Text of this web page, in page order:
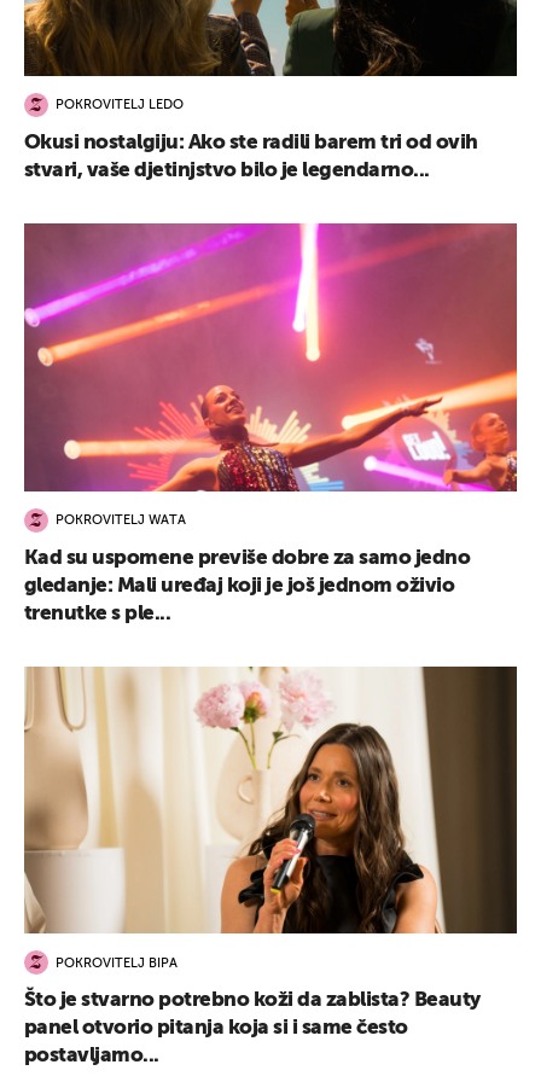
POKROVITELJ LEDO
Okusi nostalgiju: Ako ste radili barem tri od ovih
stvari, vaše djetinjstvo bilo je legendarno...
POKROVITELJ WATA
Kad su uspomene previše dobre za samo jedno
gledanje: Mali uređaj koji je još jednom oživio
trenutke s ple...
POKROVITELJ BIPA
Što je stvarno potrebno koži da zablista? Beauty
panel otvorio pitanja koja si i same često
postavljamo...
UKLJUČITE NOTIFIKACIJE